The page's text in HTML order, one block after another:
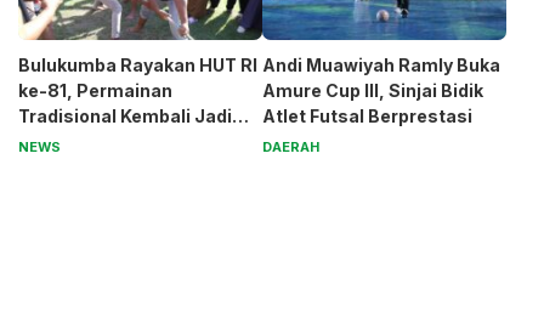
Bulukumba Rayakan HUT RI
ke-81, Permainan
Tradisional Kembali Jadi
Magnet
NEWS
Andi Muawiyah Ramly Buka
Amure Cup III, Sinjai Bidik
Atlet Futsal Berprestasi
DAERAH